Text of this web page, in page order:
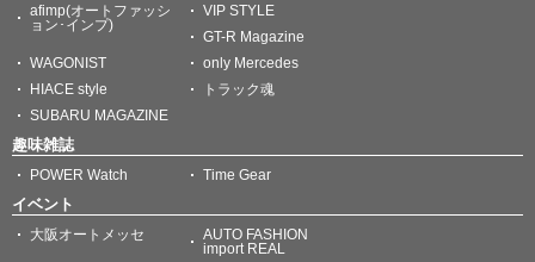
afimp(オートファッシ
ョン･インプ)
VIP STYLE
GT-R Magazine
WAGONIST
only Mercedes
HIACE style
トラック魂
SUBARU MAGAZINE
趣味雑誌
POWER Watch Time Gear
イベント
大阪オートメッセ
AUTO FASHION
import REAL